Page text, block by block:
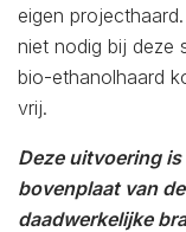
eigen
niet nodig bij deze
bio-ethanolhaard
vrij.
Deze uitvoering
bovenplaat van
daadwerkelijke